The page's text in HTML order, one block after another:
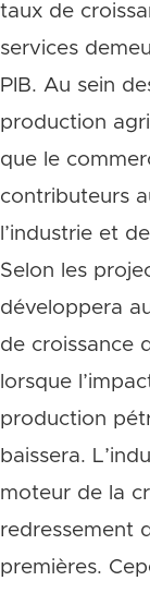
taux de
services
PIB. Au sein
production
que le
contributeurs
l’industrie et
Selon les
développera
de croissance
lorsque
production
baissera.
moteur de la
redressement
premières.